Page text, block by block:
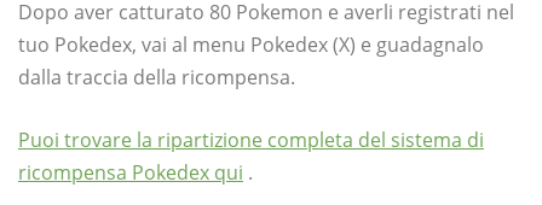
Dopo aver catturato 80 Pokemon e averli registrati nel
tuo Pokedex, vai al menu Pokedex (X) e guadagnalo
dalla traccia della ricompensa.
Puoi trovare la ripartizione completa del sistema di
ricompensa Pokedex qui .